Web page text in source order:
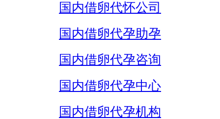
国内借卵代怀公司
国内借卵代孕助孕
国内借卵代孕咨询
国内借卵代孕中心
国内借卵代孕机构